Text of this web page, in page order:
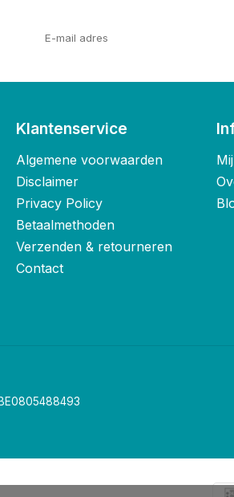
Klantenservice
Algemene voorwaarden
Disclaimer
Privacy Policy
Betaalmethoden
Verzenden & retourneren
Contact
BE0805488493